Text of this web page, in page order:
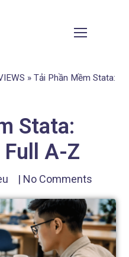
»Tải Phần Mềm Stata:
Stata:
A-Z
| No Comments